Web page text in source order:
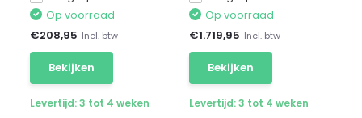
Op voorraad
€208,95 Incl. btw
Bekijken
Levertijd: 3 tot 4 weken
Op voorraad
€1.719,95 Incl. btw
Bekijken
Levertijd: 3 tot 4 weken